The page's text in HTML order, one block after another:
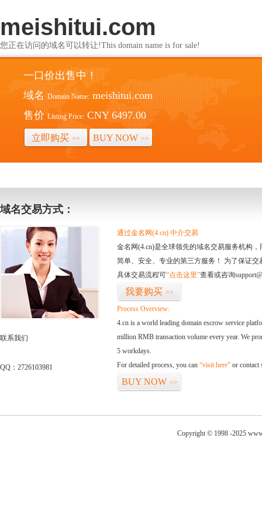
meishitui.com
您正在访问的域名可以转让!This domain name is for sale!
一口价出售中！
域名 Domain Name: meishitui.com
售价 Listing Price: CNY 6497.00
立即购买 >> BUY NOW >>
域名交易方式：
联系我们
QQ：2726103981
通过金名网(4.cn) 中介交易
金名网(4.cn)是全球领先的域名交易服务机构
简单、安全、专业的第三方服务！ 为了保证
具体交易流程可“点击这里”查看或咨询
我要购买 >>
Process Overview:
4.cn is a world leading domain escrow service
million RMB transaction volume every year. We
5 workdays.
For detailed process, you can “visit here” or contact
BUY NOW >>
Copyright © 1998 -2025